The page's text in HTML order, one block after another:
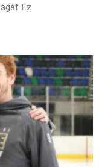
Ez